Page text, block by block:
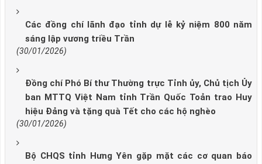
Các đồng chí lãnh đạo tỉnh dự lễ kỷ niệm 800 năm
sáng lập vương triều Trần
(30/01/2026)
Đồng chí Phó Bí thư Thường trực Tỉnh ủy, Chủ tịch Ủy
ban MTTQ Việt Nam tỉnh Trần Quốc Toản trao Huy
hiệu Đảng và tặng quà Tết cho các hộ nghèo
(30/01/2026)
Bộ CHQS tỉnh Hưng Yên gặp mặt các cơ quan báo